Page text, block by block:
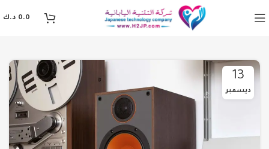
0.0 د.ك
13
ديسمبر